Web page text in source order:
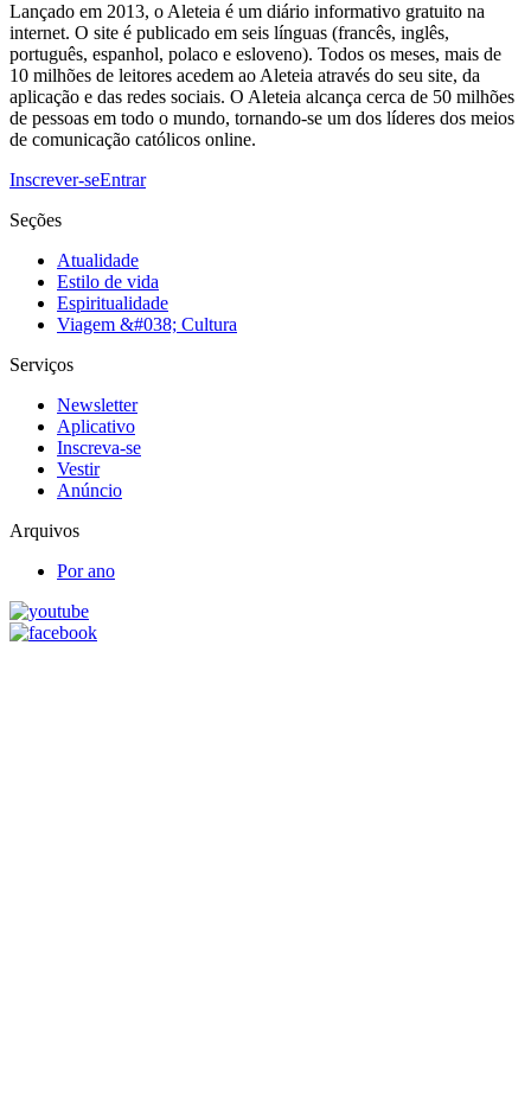
Lançado em 2013, o Aleteia é um diário informativo gratuito na
internet. O site é publicado em seis línguas (francês, inglês,
português, espanhol, polaco e esloveno). Todos os meses, mais de
10 milhões de leitores acedem ao Aleteia através do seu site, da
aplicação e das redes sociais. O Aleteia alcança cerca de 50 milhões
de pessoas em todo o mundo, tornando-se um dos líderes dos meios
de comunicação católicos online.
Inscrever-seEntrar
Seções
Atualidade
Estilo de vida
Espiritualidade
Viagem &#038; Cultura
Serviços
Newsletter
Aplicativo
Inscreva-se
Vestir
Anúncio
Arquivos
Por ano